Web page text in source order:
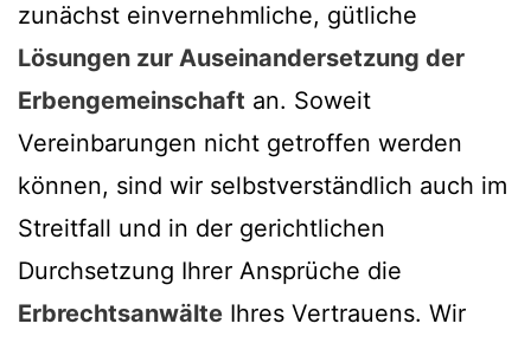
zunächst einvernehmliche, gütliche
Lösungen zur Auseinandersetzung der
Erbengemeinschaft an. Soweit
Vereinbarungen nicht getroffen werden
können, sind wir selbstverständlich auch im
Streitfall und in der gerichtlichen
Durchsetzung Ihrer Ansprüche die
Erbrechtsanwälte Ihres Vertrauens. Wir